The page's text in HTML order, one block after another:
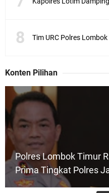
Konten Pilihan
Polres Lombok Timur
Prima Tingkat Polres